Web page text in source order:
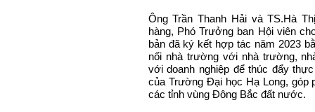
Ông Trần Thanh Hải và TS.Hà
hàng, Phó Trưởng ban Hội viên
bản đã ký kết hợp tác năm 2023
nối nhà trường với nhà trường,
với doanh nghiệp để thúc đẩy
của Trường Đại học Hạ Long, góp
các tỉnh vùng Đông Bắc đất nước.